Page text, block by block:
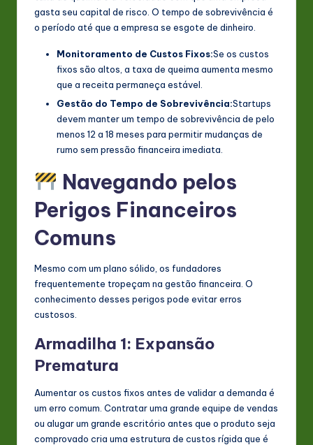
gasta seu capital de risco. O tempo de sobrevivência é
o período até que a empresa se esgote de dinheiro.
Monitoramento de Custos Fixos:Se os custos
fixos são altos, a taxa de queima aumenta mesmo
que a receita permaneça estável.
Gestão do Tempo de Sobrevivência:Startups
devem manter um tempo de sobrevivência de pelo
menos 12 a 18 meses para permitir mudanças de
rumo sem pressão financeira imediata.
Navegando pelos
Perigos Financeiros
Comuns
Mesmo com um plano sólido, os fundadores
frequentemente tropeçam na gestão financeira. O
conhecimento desses perigos pode evitar erros
custosos.
Armadilha 1: Expansão
Prematura
Aumentar os custos fixos antes de validar a demanda é
um erro comum. Contratar uma grande equipe de vendas
ou alugar um grande escritório antes que o produto seja
comprovado cria uma estrutura de custos rígida que é